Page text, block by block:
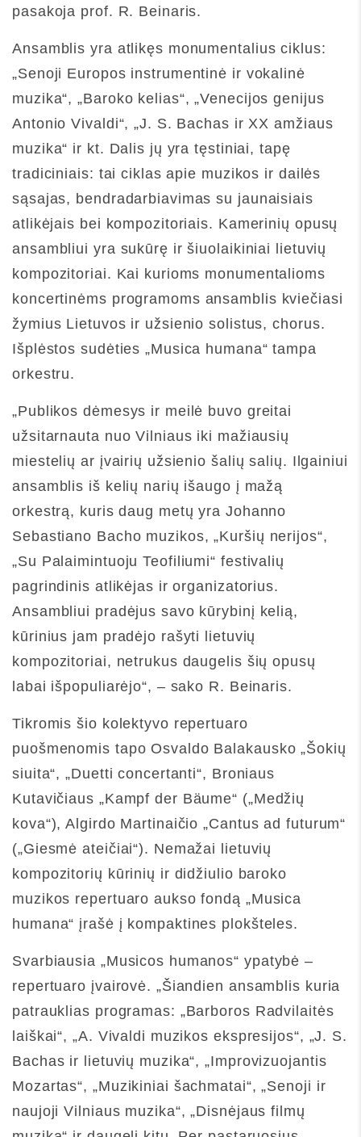
pasakoja prof. R. Beinaris.
Ansamblis yra atlikęs monumentalius ciklus:
„Senoji Europos instrumentinė ir vokalinė
muzika“, „Baroko kelias“, „Venecijos genijus
Antonio Vivaldi“, „J. S. Bachas ir XX amžiaus
muzika“ ir kt. Dalis jų yra tęstiniai, tapę
tradiciniais: tai ciklas apie muzikos ir dailės
sąsajas, bendradarbiavimas su jaunaisiais
atlikėjais bei kompozitoriais. Kamerinių opusų
ansambliui yra sukūrę ir šiuolaikiniai lietuvių
kompozitoriai. Kai kurioms monumentalioms
koncertinėms programoms ansamblis kviečiasi
žymius Lietuvos ir užsienio solistus, chorus.
Išplėstos sudėties „Musica humana“ tampa
orkestru.
„Publikos dėmesys ir meilė buvo greitai
užsitarnauta nuo Vilniaus iki mažiausių
miestelių ar įvairių užsienio šalių salių. Ilgainiui
ansamblis iš kelių narių išaugo į mažą
orkestrą, kuris daug metų yra Johanno
Sebastiano Bacho muzikos, „Kuršių nerijos“,
„Su Palaimintuoju Teofiliumi“ festivalių
pagrindinis atlikėjas ir organizatorius.
Ansambliui pradėjus savo kūrybinį kelią,
kūrinius jam pradėjo rašyti lietuvių
kompozitoriai, netrukus daugelis šių opusų
labai išpopuliarėjo“, – sako R. Beinaris.
Tikromis šio kolektyvo repertuaro
puošmenomis tapo Osvaldo Balakausko „Šokių
siuita“, „Duetti concertanti“, Broniaus
Kutavičiaus „Kampf der Bäume“ („Medžių
kova“), Algirdo Martinaičio „Cantus ad futurum“
(„Giesmė ateičiai“). Nemažai lietuvių
kompozitorių kūrinių ir didžiulio baroko
muzikos repertuaro aukso fondą „Musica
humana“ įrašė į kompaktines plokšteles.
Svarbiausia „Musicos humanos“ ypatybė –
repertuaro įvairovė. „Šiandien ansamblis kuria
patrauklias programas: „Barboros Radvilaitės
laiškai“, „A. Vivaldi muzikos ekspresijos“, „J. S.
Bachas ir lietuvių muzika“, „Improvizuojantis
Mozartas“, „Muzikiniai šachmatai“, „Senoji ir
naujoji Vilniaus muzika“, „Disnėjaus filmų